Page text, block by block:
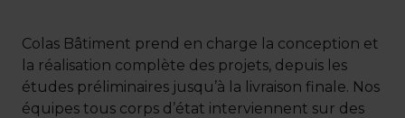
Colas Bâtiment prend en charge la conception et
la réalisation complète des projets, depuis les
études préliminaires jusqu’à la livraison finale. Nos
équipes tous corps d’état interviennent sur des